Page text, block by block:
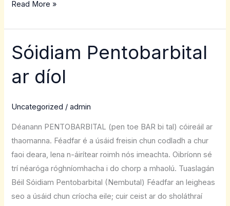
Read More »
Sóidiam Pentobarbital
ar díol
Uncategorized /admin
Déanann PENTOBARBITAL (pen toe BAR bi tal) cóireáil ar
thaomanna. Féadfar é a úsáid freisin chun codladh a chur
faoi deara, lena n-áirítear roimh nós imeachta. Oibríonn sé
trí néaróga róghníomhacha i do chorp a mhaolú. Tuaslagán
Béil Sóidiam Pentobarbital (Nembutal) Féadfar an leigheas
seo a úsáid chun críocha eile; cuir ceist ar do sholáthraí
Sóidiam
Pentobarbital
ar